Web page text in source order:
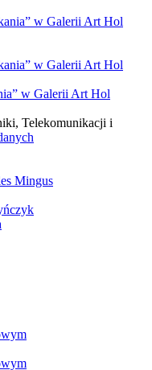
w Galerii Art Hol
Telekomunikacji i
Mingus